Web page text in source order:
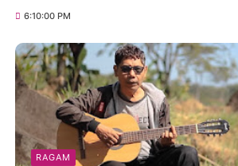
6:10:00 PM
RAGAM